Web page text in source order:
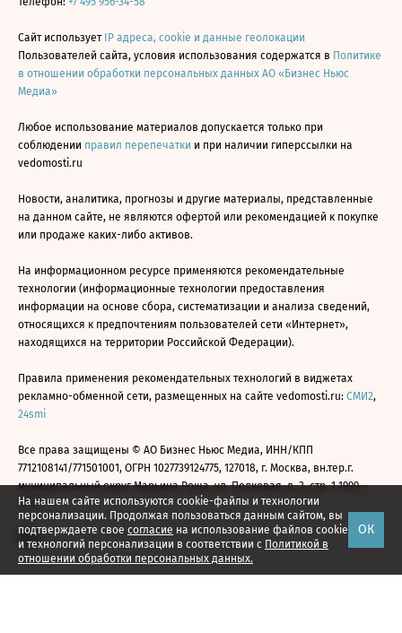
На нашем сайте используются cookie-файлы и технологии
персонализации. Продолжая пользоваться данным сайтом, вы
подтверждаете свое согласие на использование файлов cookie
и технологий персонализации в соответствии с Политикой в
отношении обработки персональных данных.
ОК
Сайт использует IP адреса, cookie и данные геолокации
Пользователей сайта, условия использования содержатся в Политике
в отношении обработки персональных данных АО «Бизнес Ньюс
Медиа»
Любое использование материалов допускается только при
соблюдении правил перепечатки и при наличии гиперссылки на
vedomosti.ru
Новости, аналитика, прогнозы и другие материалы, представленные
на данном сайте, не являются офертой или рекомендацией к покупке
или продаже каких-либо активов.
На информационном ресурсе применяются рекомендательные
технологии (информационные технологии предоставления
информации на основе сбора, систематизации и анализа сведений,
относящихся к предпочтениям пользователей сети «Интернет»,
находящихся на территории Российской Федерации).
Правила применения рекомендательных технологий в виджетах
рекламно-обменной сети, размещенных на сайте vedomosti.ru: СМИ2,
24smi
Все права защищены © АО Бизнес Ньюс Медиа, ИНН/КПП
7712108141/771501001, ОГРН 1027739124775, 127018, г. Москва, вн.тер.г.
муниципальный округ Марьина Роща, ул. Полковая, д. 3, стр. 1 1999—
2026